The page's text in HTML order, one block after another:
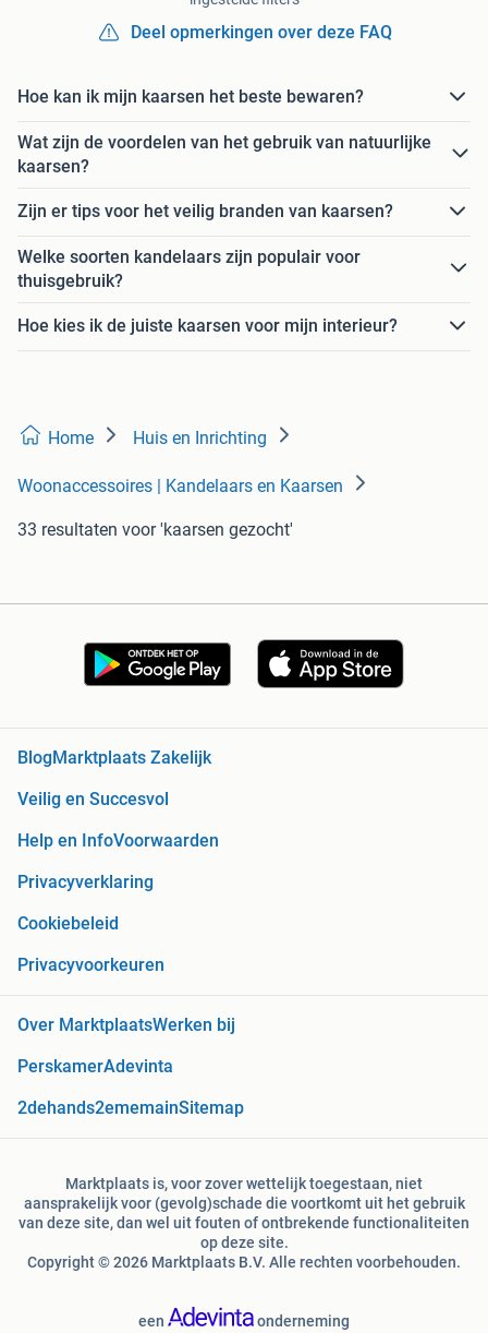
Deel opmerkingen over deze FAQ
Hoe kan ik mijn kaarsen het beste bewaren?
Wat zijn de voordelen van het gebruik van natuurlijke
kaarsen?
Zijn er tips voor het veilig branden van kaarsen?
Welke soorten kandelaars zijn populair voor
thuisgebruik?
Hoe kies ik de juiste kaarsen voor mijn interieur?
Home Huis en Inrichting
Woonaccessoires | Kandelaars en Kaarsen
33 resultaten voor 'kaarsen gezocht'
BlogMarktplaats Zakelijk
Veilig en Succesvol
Help en InfoVoorwaarden
Privacyverklaring
Cookiebeleid
Privacyvoorkeuren
Over MarktplaatsWerken bij
PerskamerAdevinta
2dehands2ememainSitemap
Marktplaats is, voor zover wettelijk toegestaan, niet
aansprakelijk voor (gevolg)schade die voortkomt uit het gebruik
van deze site, dan wel uit fouten of ontbrekende functionaliteiten
op deze site.
Copyright © 2026 Marktplaats B.V. Alle rechten voorbehouden.
een onderneming